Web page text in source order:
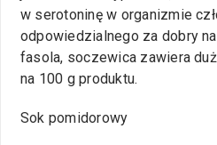
w serotoninę w organizmie
odpowiedzialnego za dobry
fasola, soczewica zawiera
na 100 g produktu.
Sok pomidorowy